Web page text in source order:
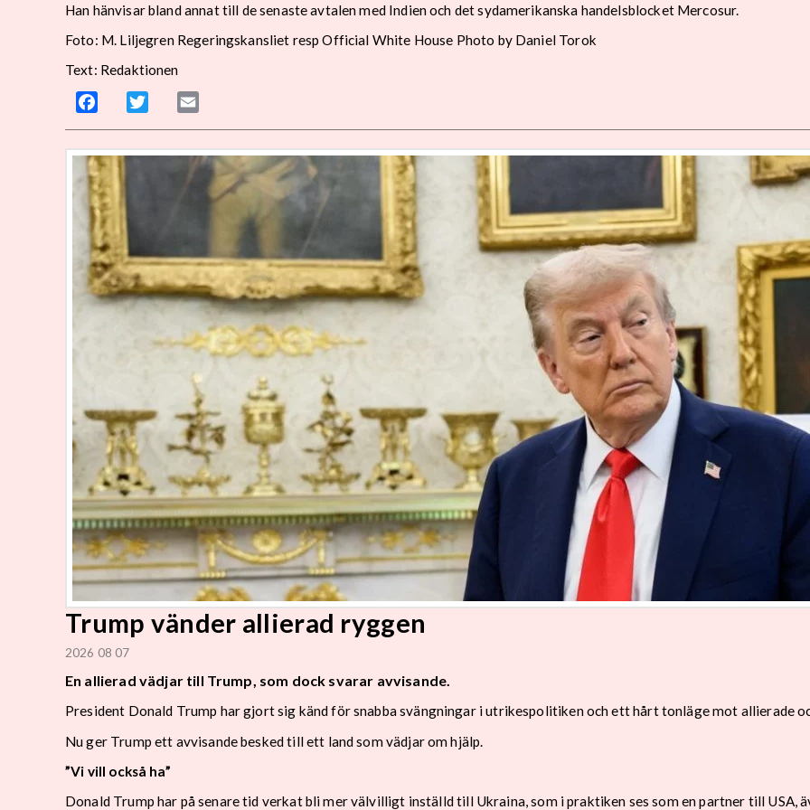
Han hänvisar bland annat till de senaste avtalen med Indien och det sydamerikanska handelsblocket Mercosur.
Foto: M. Liljegren Regeringskansliet resp Official White House Photo by Daniel Torok
Text: Redaktionen
Facebook Twitter
Trump vänder allierad ryggen
2026 08 07
En allierad vädjar till Trump, som dock svarar avvisande.
President Donald Trump har gjort sig känd för snabba svängningar i utrikespolitiken och ett hårt tonläge mot allierade
Nu ger Trump ett avvisande besked till ett land som vädjar om hjälp.
”Vi vill också ha”
Donald Trump har på senare tid verkat bli mer välvilligt inställd till Ukraina, som i praktiken ses som en partner till USA,